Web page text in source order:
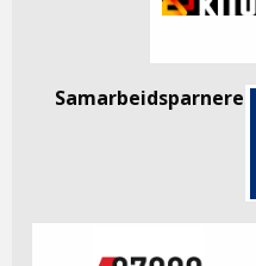
Samarbeidsparnere